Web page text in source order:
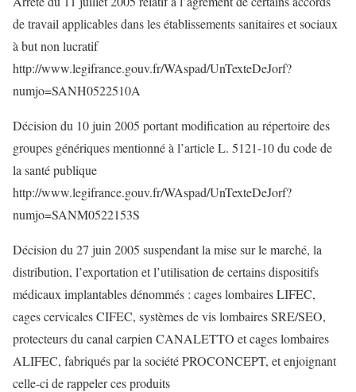
de travail applicables dans les établissements sanitaires et sociaux
à but non lucratif
http://www.legifrance.gouv.fr/WAspad/UnTexteDeJorf?
numjo=SANH0522510A
Décision du 10 juin 2005 portant modification au répertoire des
groupes génériques mentionné à l’article L. 5121-10 du code de
la santé publique
http://www.legifrance.gouv.fr/WAspad/UnTexteDeJorf?
numjo=SANM0522153S
Décision du 27 juin 2005 suspendant la mise sur le marché, la
distribution, l’exportation et l’utilisation de certains dispositifs
médicaux implantables dénommés : cages lombaires LIFEC,
cages cervicales CIFEC, systèmes de vis lombaires SRE/SEO,
protecteurs du canal carpien CANALETTO et cages lombaires
ALIFEC, fabriqués par la société PROCONCEPT, et enjoignant
celle-ci de rappeler ces produits